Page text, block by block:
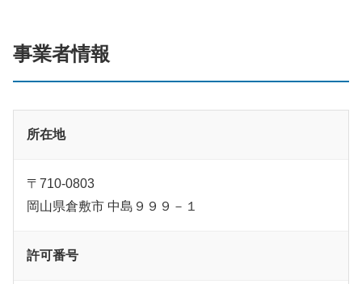
事業者情報
所在地
〒710-0803
岡山県倉敷市 中島９９９－１
許可番号